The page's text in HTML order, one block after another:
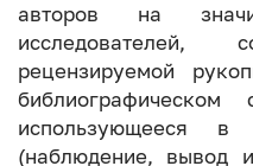
авторов на
исследователей,
рецензируемой
использующееся в
(наблюдение, вывод